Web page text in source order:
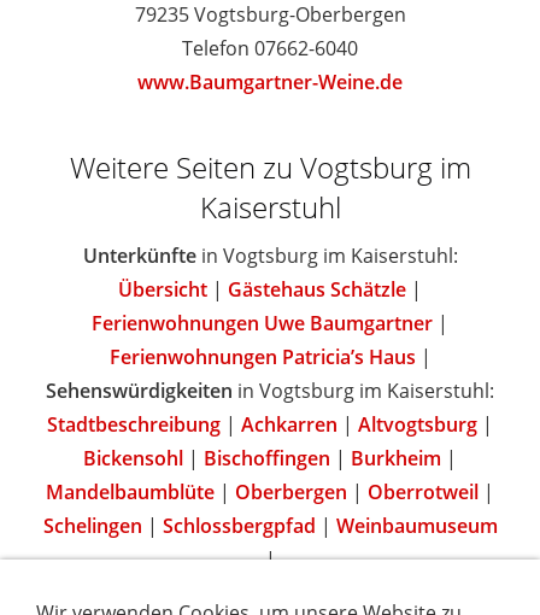
79235 Vogtsburg-Oberbergen
Telefon 07662-6040
www.Baumgartner-Weine.de
Weitere Seiten zu Vogtsburg im
Kaiserstuhl
Unterkünfte in Vogtsburg im Kaiserstuhl:
Übersicht | Gästehaus Schätzle |
Ferienwohnungen Uwe Baumgartner |
Ferienwohnungen Patricia’s Haus |
Sehenswürdigkeiten in Vogtsburg im Kaiserstuhl:
Stadtbeschreibung | Achkarren | Altvogtsburg |
Bickensohl | Bischoffingen | Burkheim |
Mandelbaumblüte | Oberbergen | Oberrotweil |
Schelingen | Schlossbergpfad | Weinbaumuseum
|